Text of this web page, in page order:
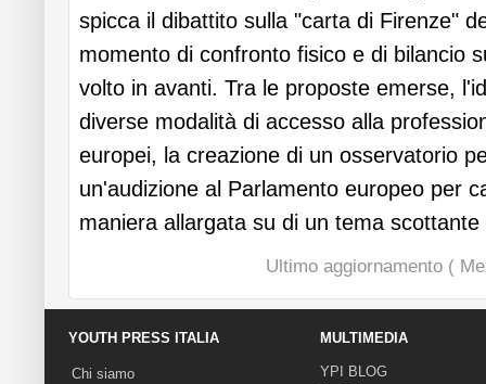
spicca il dibattito sulla "carta di Firenze"
momento di confronto fisico e di bilancio
volto in avanti. Tra le proposte emerse,
diverse modalità di accesso alla
europei, la creazione di un osservatorio
un'audizione al Parlamento europeo per
maniera allargata su di un tema
Ultimo aggiornamento (
YOUTH PRESS ITALIA
Chi siamo
MULTIMEDIA
YPI BLOG